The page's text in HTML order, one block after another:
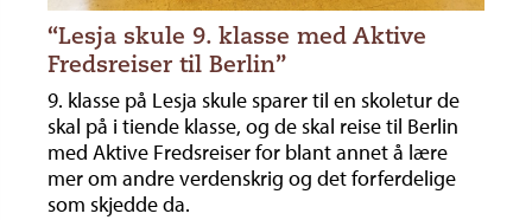
“Lesja skule 9. klasse med Aktive
Fredsreiser til Berlin”
9. klasse på Lesja skule sparer til en skoletur de
skal på i tiende klasse, og de skal reise til Berlin
med Aktive Fredsreiser for blant annet å lære
mer om andre verdenskrig og det forferdelige
som skjedde da.